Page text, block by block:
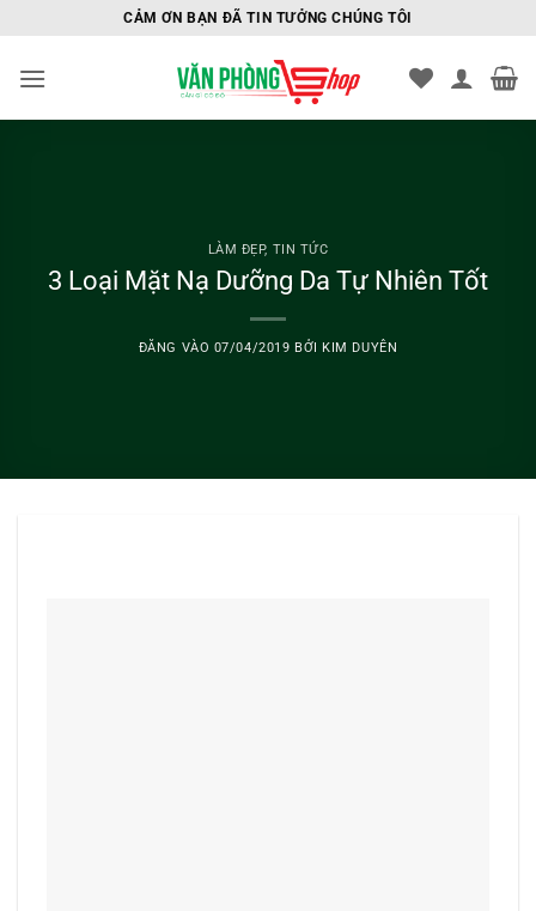
nội
CẢM ƠN BẠN ĐÃ TIN TƯỞNG CHÚNG TÔI
LÀM ĐẸP, TIN TỨC
3 Loại Mặt Nạ Dưỡng Da Tự Nhiên Tốt
ĐĂNG VÀO 07/04/2019 BỞI KIM DUYÊN